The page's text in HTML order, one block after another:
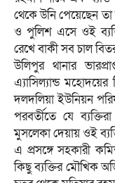
থেকে উনি পেয়েছেন তা
ও পুলিশ এসে ওই
রেখে বাকী সব চাল
উলিপুর থানার
এ্যাসিল্যান্ড
দলদলিয়া ইউনিয়ন
পরবর্তীতে যে
মুসলেকা দেয়ায় ওই
এ প্রসঙ্গে সহকারী
কিছু ব্যক্তির মৌখিক